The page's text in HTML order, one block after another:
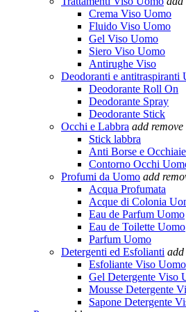
Crema Viso Uomo
Fluido Viso Uomo
Gel Viso Uomo
Siero Viso Uomo
Antirughe Viso
Deodoranti e antitraspiranti
Deodorante Roll On
Deodorante Spray
Deodorante Stick
Occhi e Labbra add remove
Stick labbra
Anti Borse e
Contorno Occhi
Profumi da Uomo add
Acqua Profumata
Acque di Colonia
Eau de Parfum Uomo
Eau de Toilette Uomo
Parfum Uomo
Detergenti ed Esfolianti add
Esfoliante Viso Uomo
Gel Detergente Viso
Mousse Detergente
Sapone Detergente